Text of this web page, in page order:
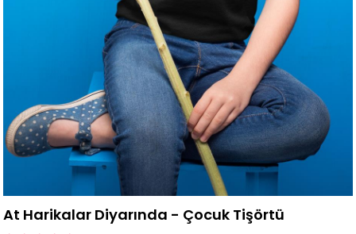
At Harikalar Diyarında - Çocuk Tişörtü